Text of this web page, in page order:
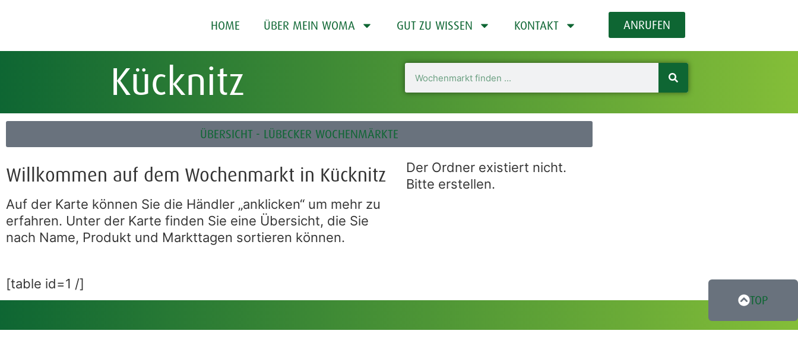
HOME ÜBER MEIN WOMA GUT ZU WISSEN KONTAKT ANRUFEN
Kücknitz
ÜBERSICHT - LÜBECKER WOCHENMÄRKTE
Willkommen auf dem Wochenmarkt in Kücknitz
Auf der Karte können Sie die Händler „anklicken“ um mehr zu
erfahren. Unter der Karte finden Sie eine Übersicht, die Sie
nach Name, Produkt und Markttagen sortieren können.
[table id=1 /]
Der Ordner existiert nicht.
Bitte erstellen.
TOP